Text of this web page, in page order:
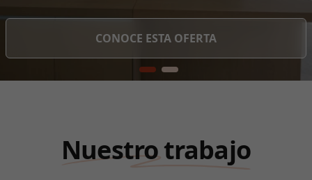
CONOCE ESTA OFERTA
Nuestro trabajo